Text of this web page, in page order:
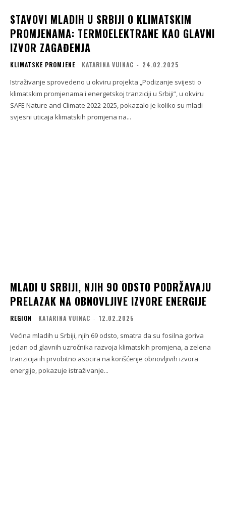
STAVOVI MLADIH U SRBIJI O KLIMATSKIM
PROMJENAMA: TERMOELEKTRANE KAO GLAVNI
IZVOR ZAGAĐENJA
KLIMATSKE PROMJENE KATARINA VUINAC - 24.02.2025
Istraživanje sprovedeno u okviru projekta „Podizanje svijesti o
klimatskim promjenama i energetskoj tranziciji u Srbiji”, u okviru
SAFE Nature and Climate 2022-2025, pokazalo je koliko su mladi
svjesni uticaja klimatskih promjena na...
MLADI U SRBIJI, NJIH 90 ODSTO PODRŽAVAJU
PRELAZAK NA OBNOVLJIVE IZVORE ENERGIJE
REGION KATARINA VUINAC - 12.02.2025
Većina mladih u Srbiji, njih 69 odsto, smatra da su fosilna goriva
jedan od glavnih uzročnika razvoja klimatskih promjena, a zelena
tranzicija ih prvobitno asocira na korišćenje obnovljivih izvora
energije, pokazuje istraživanje...